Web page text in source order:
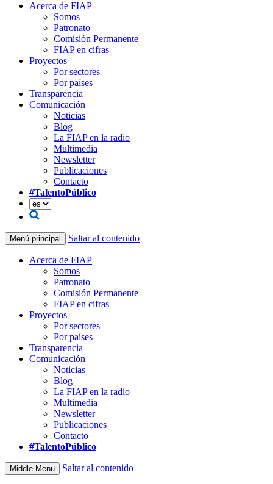
Acerca de FIAP
Somos
Patronato
Comisión Permanente
FIAP en cifras
Proyectos
Por sectores
Por países
Transparencia
Comunicación
Noticias
Blog
La FIAP en la radio
Multimedia
Newsletter
Publicaciones
Contacto
#TalentoPúblico
Menú principal Saltar al contenido
Acerca de FIAP
Somos
Patronato
Comisión Permanente
FIAP en cifras
Proyectos
Por sectores
Por países
Transparencia
Comunicación
Noticias
Blog
La FIAP en la radio
Multimedia
Newsletter
Publicaciones
Contacto
#TalentoPúblico
Middle Menu Saltar al contenido